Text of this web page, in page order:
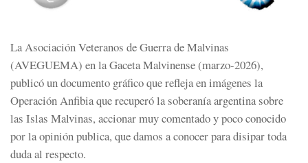
La Asociación Veteranos de Guerra de Malvinas
(AVEGUEMA) en la Gaceta Malvinense (marzo-2026),
publicó un documento gráfico que refleja en imágenes la
Operación Anfibia que recuperó la soberanía argentina sobre
las Islas Malvinas, accionar muy comentado y poco conocido
por la opinión publica, que damos a conocer para disipar toda
duda al respecto.